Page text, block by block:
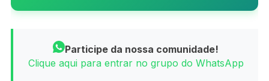
Participe da nossa comunidade!
Clique aqui para entrar no grupo do WhatsApp